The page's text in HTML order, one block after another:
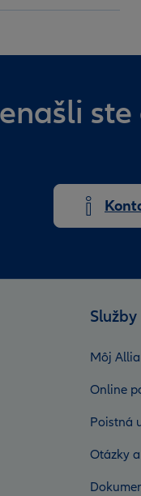
Služby
Môj
Online
Poistná
Otázky